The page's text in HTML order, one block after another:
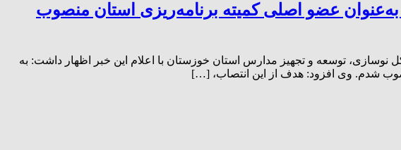
عضو اصلی کمیته برنامه‌ریزی استان منصوب
توسعه و تجهیز مدارس استان خوزستان با اعلام این خبر اظهار داشت: به
شدم. وی افزود: هدف از این انتصاب، […]